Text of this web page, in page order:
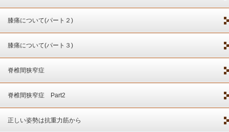
膝痛について(パート２)
膝痛について(パート３)
脊椎間狭窄症
脊椎間狭窄症 Part2
正しい姿勢は抗重力筋から